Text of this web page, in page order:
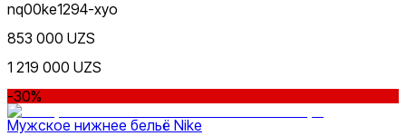
Бежевый
Популярные
nq00ke1294-xyo
853 000 UZS
1 219 000 UZS
-30%
Мужское нижнее бельё Nike